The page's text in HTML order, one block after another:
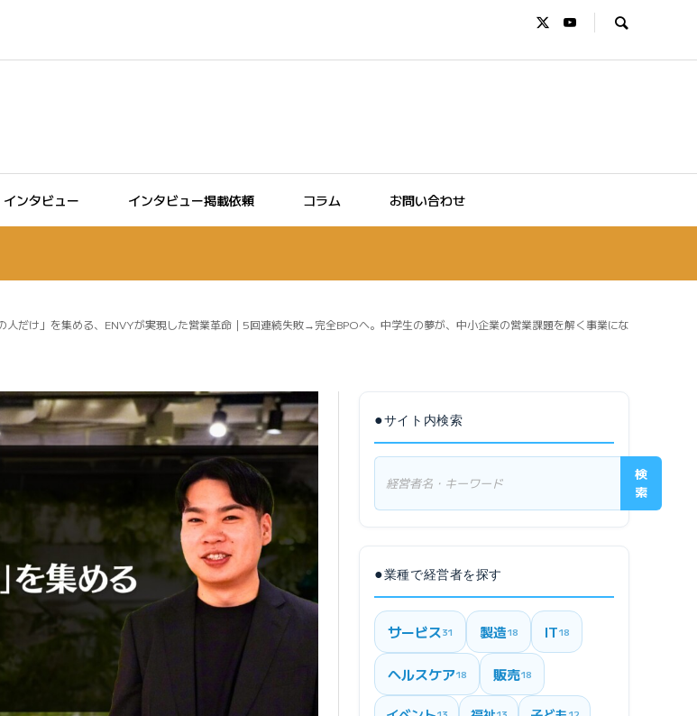
インタビュー インタビュー掲載依頼 コラム お問い合わせ
人だけ」を集める、ENVYが実現した営業革命｜5回連続失敗→完全BPOへ。中学生の夢が、中小企業の営業課題を解く事業にな
●サイト内検索
検
索
●業種で経営者を探す
サービス31 製造18 IT18
ヘルスケア18 販売18